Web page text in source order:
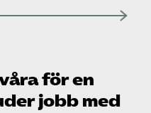
för en
jobb med